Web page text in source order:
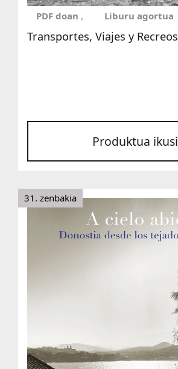
PDF doan Liburu agortua
Transportes, Viajes y Recreos
Produktua ikusi
31. zenbakia